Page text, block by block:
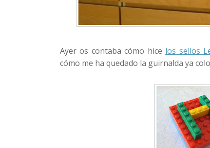
Ayer os contaba cómo hice los sellos
cómo me ha quedado la guirnalda ya